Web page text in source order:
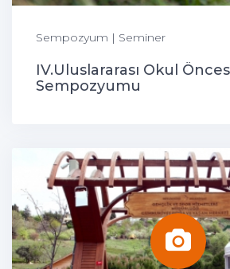
Sempozyum | Seminer
IV.Uluslararası Okul
Sempozyumu